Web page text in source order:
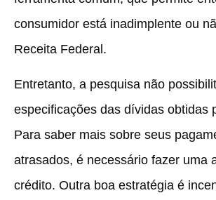
consumidor está inadimplente ou
Receita Federal.
Entretanto, a pesquisa não
especificações das dívidas obtidas
Para saber mais sobre seus
atrasados, é necessário fazer uma
crédito. Outra boa estratégia é